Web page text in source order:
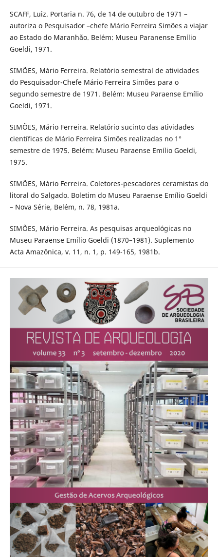
SCAFF, Luiz. Portaria n. 76, de 14 de outubro de 1971 –
autoriza o Pesquisador –chefe Mário Ferreira Simões a viajar
ao Estado do Maranhão. Belém: Museu Paranense Emílio
Goeldi, 1971.
SIMÕES, Mário Ferreira. Relatório semestral de atividades
do Pesquisador-Chefe Mário Ferreira Simões para o
segundo semestre de 1971. Belém: Museu Paraense Emílio
Goeldi, 1971.
SIMÕES, Mário Ferreira. Relatório sucinto das atividades
científicas de Mário Ferreira Simões realizadas no 1°
semestre de 1975. Belém: Museu Paraense Emílio Goeldi,
1975.
SIMÕES, Mário Ferreira. Coletores-pescadores ceramistas do
litoral do Salgado. Boletim do Museu Paraense Emílio Goeldi
– Nova Série, Belém, n. 78, 1981a.
SIMÕES, Mário Ferreira. As pesquisas arqueológicas no
Museu Paraense Emílio Goeldi (1870–1981). Suplemento
Acta Amazônica, v. 11, n. 1, p. 149-165, 1981b.